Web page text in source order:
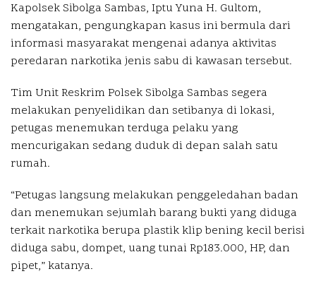
Kapolsek Sibolga Sambas, Iptu Yuna H. Gultom,
mengatakan, pengungkapan kasus ini bermula dari
informasi masyarakat mengenai adanya aktivitas
peredaran narkotika jenis sabu di kawasan tersebut.
Tim Unit Reskrim Polsek Sibolga Sambas segera
melakukan penyelidikan dan setibanya di lokasi,
petugas menemukan terduga pelaku yang
mencurigakan sedang duduk di depan salah satu
rumah.
“Petugas langsung melakukan penggeledahan badan
dan menemukan sejumlah barang bukti yang diduga
terkait narkotika berupa plastik klip bening kecil berisi
diduga sabu, dompet, uang tunai Rp183.000, HP, dan
pipet,” katanya.